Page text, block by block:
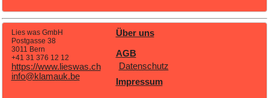
Lies was GmbH
Postgasse 38
3011 Bern
+41 31 376 12 12
https://www.lieswas.ch
info@klamauk.be
Über uns
AGB
Datenschutz
Impressum